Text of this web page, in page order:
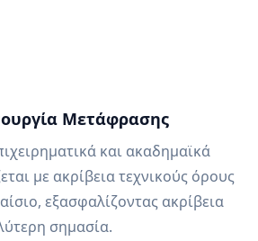
Μετάφρασης
και ακαδημαϊκά
με ακρίβεια τεχνικούς όρους
εξασφαλίζοντας ακρίβεια
σημασία.